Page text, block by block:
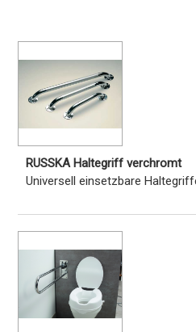
RUSSKA Haltegriff verchromt
Universell einsetzbare